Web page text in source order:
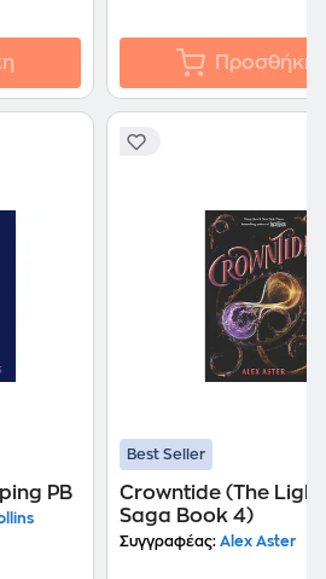
Προσθήκη
PB
Best Seller
Crowntide (The
Saga Book 4)
Συγγραφέας: Alex Aster